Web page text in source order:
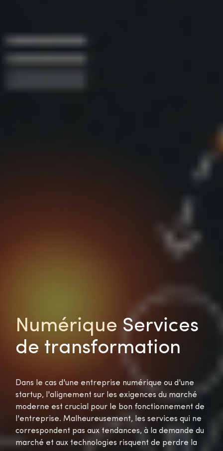
Numérique Services
de transformation
Dans le cas d'une entreprise numérique ou d'une
startup, l'alignement sur les exigences du marché
moderne est crucial pour le bon fonctionnement de
l'entreprise. Malheureusement, les services qui ne
correspondent pas aux tendances, à la demande du
marché et aux technologies risquent de perdre la